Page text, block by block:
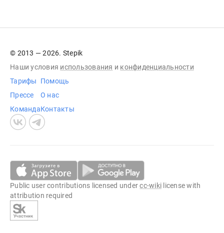
© 2013 — 2026. Stepik
Наши условия использования и конфиденциальности
Тарифы
Прессе
Команда
Помощь
О нас
Контакты
Public user contributions licensed undercc-wiki license with
attribution required